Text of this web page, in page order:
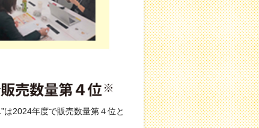
は2024年度で販売数量第４位と